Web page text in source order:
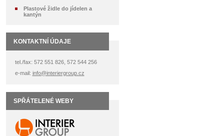
Plastové židle do jídelen a
kantýn
KONTAKTNÍ ÚDAJE
tel./fax: 572 551 826, 572 544 256
e-mail: info@interiergroup.cz
SPŘÁTELENÉ WEBY